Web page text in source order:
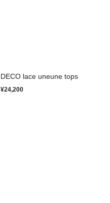
DECO lace uneune tops
¥24,200